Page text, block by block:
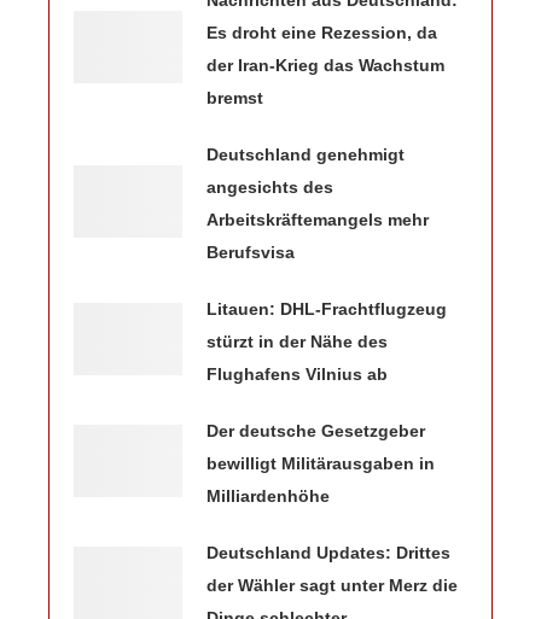
Es droht eine Rezession, da
der Iran-Krieg das Wachstum
bremst
Deutschland genehmigt
angesichts des
Arbeitskräftemangels mehr
Berufsvisa
Litauen: DHL-Frachtflugzeug
stürzt in der Nähe des
Flughafens Vilnius ab
Der deutsche Gesetzgeber
bewilligt Militärausgaben in
Milliardenhöhe
Deutschland Updates: Drittes
der Wähler sagt unter Merz die